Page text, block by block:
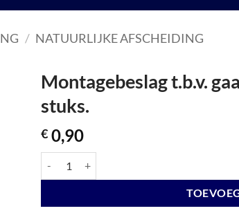
/ NATUURLIJKE AFSCHEIDING
Montagebeslag t.b.v.
stuks.
€ 0,90